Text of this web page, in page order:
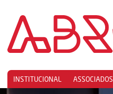
INSTITUCIONAL ASSOCIADOS